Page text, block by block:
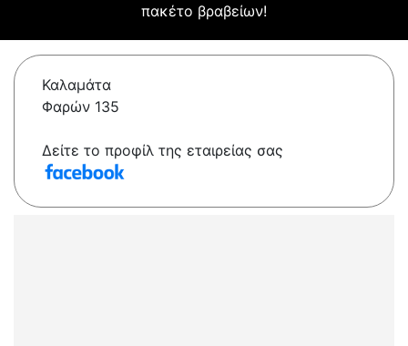
πακέτο βραβείων!
Καλαμάτα
Φαρών 135
Δείτε το προφίλ της εταιρείας σας